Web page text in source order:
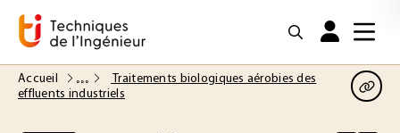
Accueil
Traitements biologiques aérobies des
effluents industriels